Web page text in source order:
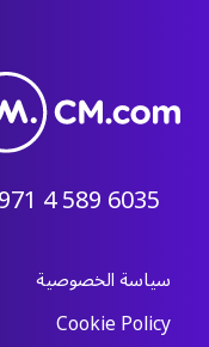
4 589 6035
سياسة الخصوصية
Cookie Policy